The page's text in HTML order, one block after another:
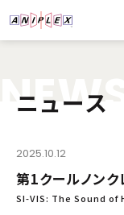
NEWS
ニュース
2025.10.12
第1クールノンク
SI-VIS: The Sound of